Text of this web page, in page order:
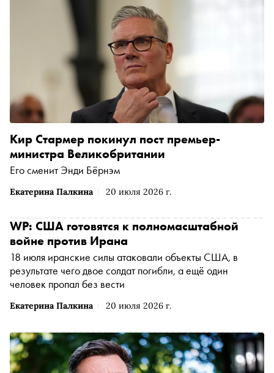
Екатерина Палкина 20 июля 2026 г.
Кир Стармер покинул пост премьер-
министра Великобритании
Его сменит Энди Бёрнэм
Екатерина Палкина 20 июля 2026 г.
WP: США готовятся к полномасштабной
войне против Ирана
18 июля иранские силы атаковали объекты США, в
результате чего двое солдат погибли, а ещё один
человек пропал без вести